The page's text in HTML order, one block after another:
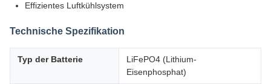
Effizientes Luftkühlsystem
Technische Spezifikation
Typ der Batterie
LiFePO4 (Lithium-
Eisenphosphat)